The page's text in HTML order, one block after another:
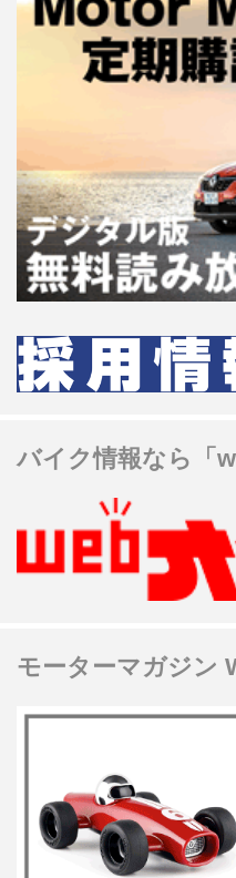
バイク情報なら「
モーターマガジン